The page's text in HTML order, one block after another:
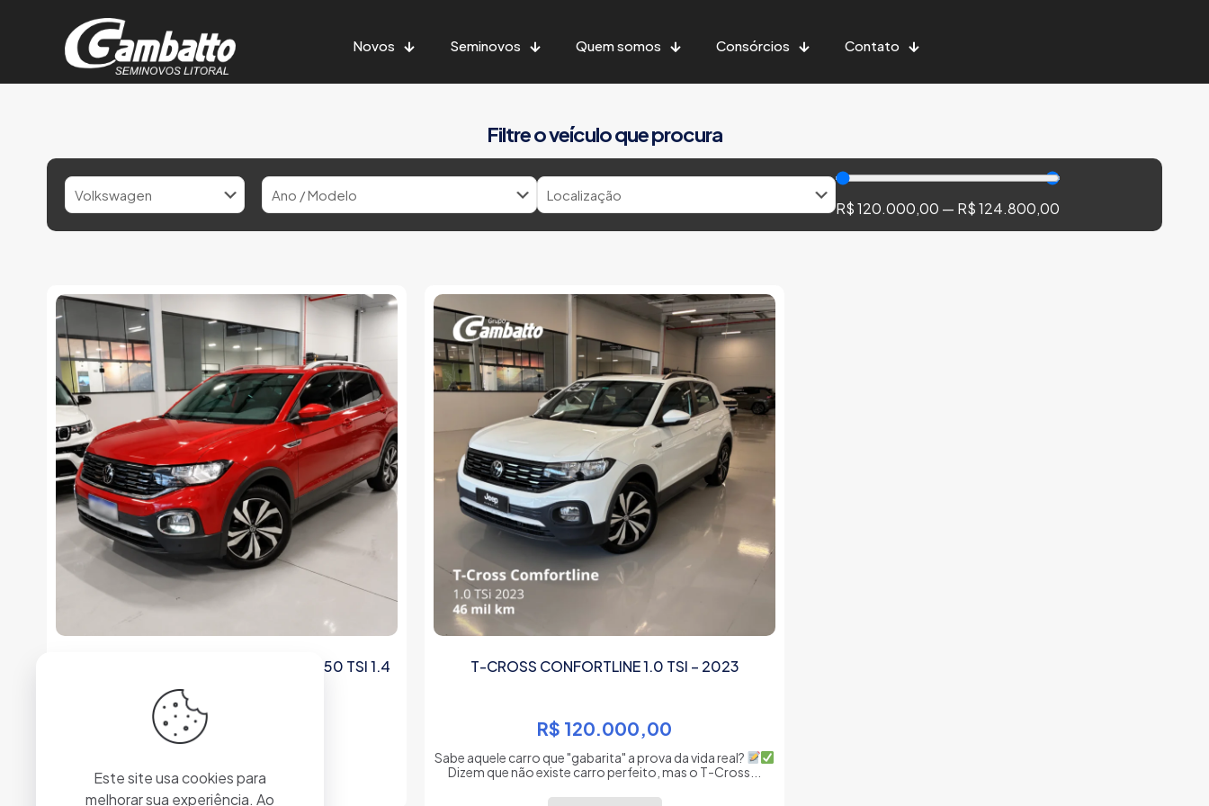
Novos Seminovos Quem somos Consórcios Contato
Filtre o veículo que procura
R$120.000,00 — R$124.800,00
VW – VOLKSWAGEN / T-CROSS HIG. 250 TSI 1.4
FLEX 16V 5P AUT
R$124.787,00
T-CROSS CONFORTLINE 1.0 TSI – 2023
R$ 120.000,00
Sabe aquele carro que "gabarita" a prova da vida real?
Dizem que não existe carro perfeito, mas o T-Cross...
Este site usa cookies para
melhorar sua experiência. Ao